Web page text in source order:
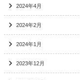
2024年4月
2024年2月
2024年1月
2023年12月